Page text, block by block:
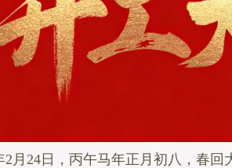
24日，丙午马年正月初八，春回